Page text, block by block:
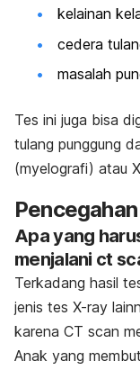
kelainan
cedera
masalah
Tes ini juga bisa
tulang punggung
(myelografi) atau
Apa yang
menjalani ct
Terkadang hasil
jenis tes X-ray
karena CT scan
Anak yang